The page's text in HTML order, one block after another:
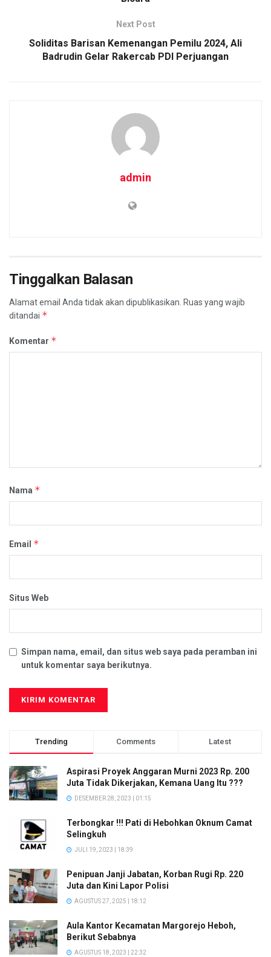
Next Post
Soliditas Barisan Kemenangan Pemilu 2024, Ali
Badrudin Gelar Rakercab PDI Perjuangan
admin
Tinggalkan Balasan
Alamat email Anda tidak akan dipublikasikan. Ruas yang wajib
ditandai *
Komentar *
Nama *
Email *
Situs Web
Simpan nama, email, dan situs web saya pada peramban ini
untuk komentar saya berikutnya.
Trending Comments Latest
Aspirasi Proyek Anggaran Murni 2023 Rp. 200
Juta Tidak Dikerjakan, Kemana Uang Itu ???
DESEMBER 28, 2023 | 01:15
Terbongkar !!! Pati di Hebohkan Oknum Camat
Selingkuh
JULI 19, 2023 | 18:39
Penipuan Janji Jabatan, Korban Rugi Rp. 220
Juta dan Kini Lapor Polisi
AGUSTUS 27, 2025 | 18:12
Aula Kantor Kecamatan Margorejo Heboh,
Berikut Sebabnya
AGUSTUS 18, 2023 | 22:32